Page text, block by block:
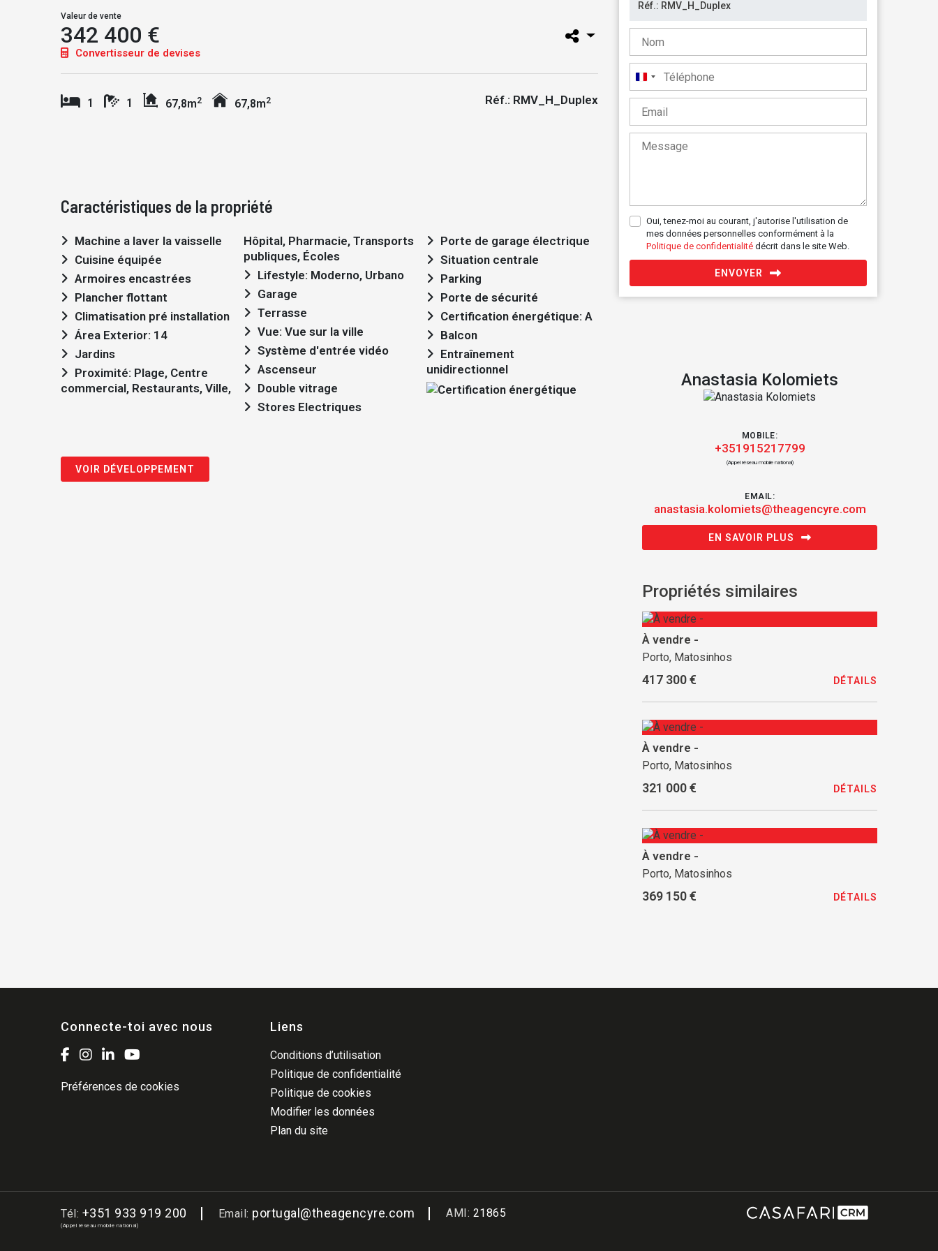
Valeur de vente
342 400 €
Convertisseur de devises
1 1 67,8m2 67,8m2 Réf.: RMV_H_Duplex
Caractéristiques de la propriété
Machine a laver la vaisselle
Cuisine équipée
Armoires encastrées
Plancher flottant
Climatisation pré installation
Área Exterior: 14
Jardins
commercial, Restaurants, Ville,
Hôpital, Pharmacie, Transports
publiques, Écoles
Lifestyle: Moderno, Urbano
Garage
Terrasse
Vue: Vue sur la ville
Système d'entrée vidéo
Ascenseur
Double vitrage
Stores Electriques
Porte de garage électrique
Situation centrale
Parking
Porte de sécurité
Certification énergétique: A
Balcon
unidirectionnel
VOIR DÉVELOPPEMENT
France
+33
Oui, tenez-moi au courant, j'autorise l'utilisation de
mes données personnelles conformément à la
Politique de confidentialité décrit dans le site Web.
ENVOYER
Anastasia Kolomiets
MOBILE:
+351915217799
(Appel réseau mobile national)
EMAIL:
anastasia.kolomiets@theagencyre.com
EN SAVOIR PLUS
Propriétés similaires
À vendre -
Porto, Matosinhos
417 300 € DÉTAILS
À vendre -
Porto, Matosinhos
321 000 € DÉTAILS
À vendre -
Porto, Matosinhos
369 150 € DÉTAILS
Connecte-toi avec nous
Préférences de cookies
Liens
Conditions d’utilisation
Politique de confidentialité
Politique de cookies
Modifier les données
Plan du site
Tél: +351 933 919 200
(Appel réseau mobile national)
Email: portugal@theagencyre.com AMI: 21865